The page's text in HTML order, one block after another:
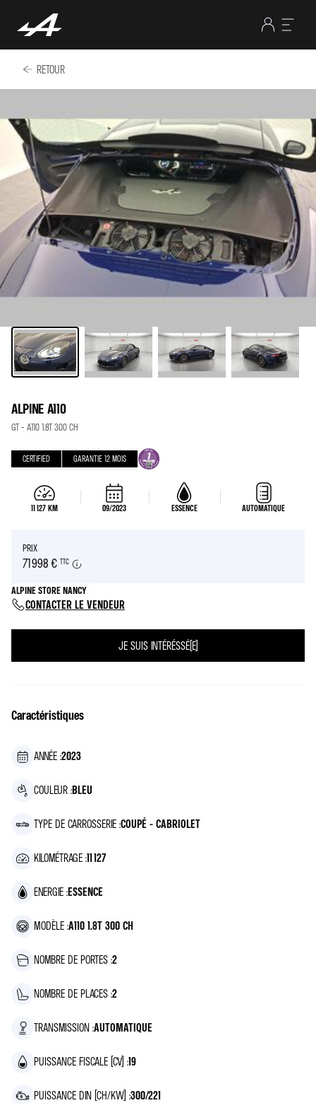
RETOUR
ALPINE A110
GT - A110 1.8T 300 CH
CERTIFIED GARANTIE 12 MOIS
11 127 KM 09/2023 ESSENCE AUTOMATIQUE
PRIX
71 998 € TTC
ALPINE STORE NANCY
CONTACTER LE VENDEUR
JE SUIS INTÉRÉSSÉ(E)
Caractéristiques
ANNÉE : 2023
COULEUR : BLEU
TYPE DE CARROSSERIE : COUPÉ - CABRIOLET
KILOMÉTRAGE : 11 127
ENERGIE : ESSENCE
MODÈLE : A110 1.8T 300 CH
NOMBRE DE PORTES :2
NOMBRE DE PLACES :2
TRANSMISSION : AUTOMATIQUE
PUISSANCE FISCALE (CV) : 19
PUISSANCE DIN (CH/KW) : 300/221